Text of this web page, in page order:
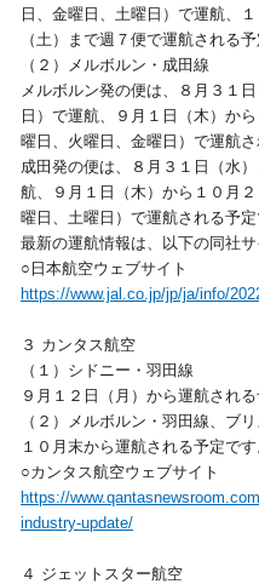
日、金曜日、土曜日）で運航、
（土）まで週７便で運航される予
（２）メルボルン・成田線
メルボルン発の便は、８月３１
日）で運航、９月１日（木）か
曜日、火曜日、金曜日）で運航さ
成田発の便は、８月３１日（水
航、９月１日（木）から１０月
曜日、土曜日）で運航される予定
最新の運航情報は、以下の同社サ
○日本航空ウェブサイト
https://www.jal.co.jp/jp/ja/info/
３ カンタス航空
（１）シドニー・羽田線
９月１２日（月）から運航される
（２）メルボルン・羽田線、ブ
１０月末から運航される予定です
○カンタス航空ウェブサイト
https://
industry-update/
４ ジェットスター航空